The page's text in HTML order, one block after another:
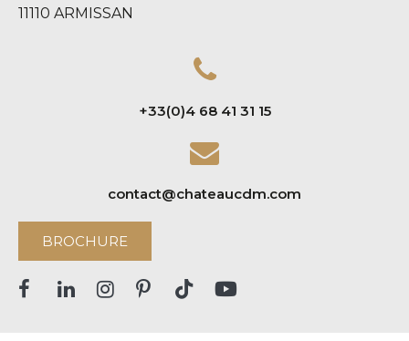
11110 ARMISSAN
+33(0)4 68 41 31 15
contact@chateaucdm.com
BROCHURE